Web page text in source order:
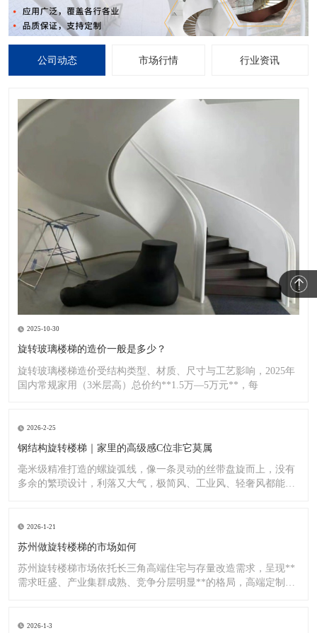
公司动态 市场行情 行业资讯
2025-10-30
旋转玻璃楼梯的造价一般是多少？
旋转玻璃楼梯造价受结构类型、材质、尺寸与工艺影响，2025年
国内常规家用（3米层高）总价约**1.5万—5万元**，每
2026-2-25
钢结构旋转楼梯｜家里的高级感C位非它莫属
毫米级精准打造的螺旋弧线，像一条灵动的丝带盘旋而上，没有
多余的繁琐设计，利落又大气，极简风、工业风、轻奢风都能完
2026-1-21
苏州做旋转楼梯的市场如何
苏州旋转楼梯市场依托长三角高端住宅与存量改造需求，呈现**
需求旺盛、产业集群成熟、竞争分层明显**的格局，高端定制与
2026-1-3